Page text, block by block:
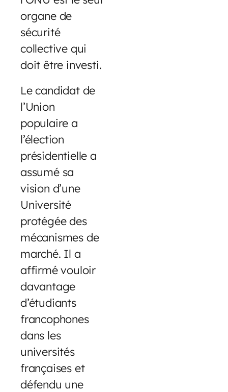
organe de
sécurité
collective qui
doit être investi.
Le candidat de
l’Union
populaire a
l’élection
présidentielle a
assumé sa
vision d’une
Université
protégée des
mécanismes de
marché. Il a
affirmé vouloir
davantage
d’étudiants
francophones
dans les
universités
françaises et
défendu une